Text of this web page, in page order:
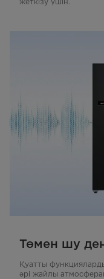
Төмен шу
Қуатты
әрі жайлы